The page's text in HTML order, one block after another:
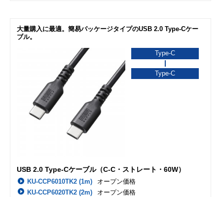
大量購入に最適。簡易パッケージタイプのUSB 2.0 Type-Cケー
ブル。
Type-C
Type-C
USB 2.0 Type-Cケーブル（C-C・ストレート・60W）
KU-CCP6010TK2 (1m)
オープン価格
KU-CCP6020TK2 (2m)
オープン価格